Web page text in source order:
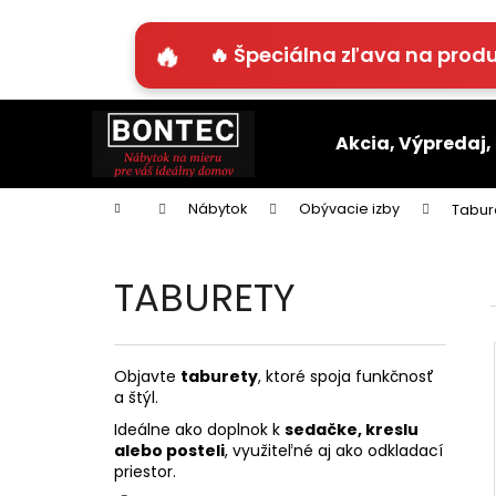
🔥 Špeciálna zľava na
Akcia, Výpredaj,
Domov Nábytok Obývacie izby
TABURETY
Objavte taburety, ktoré spoja funkčnosť
a štýl.
Ideálne ako doplnok k sedačke, kreslu
alebo posteli, využiteľné aj ako odkladací
priestor.
í
obchodu
obchodu